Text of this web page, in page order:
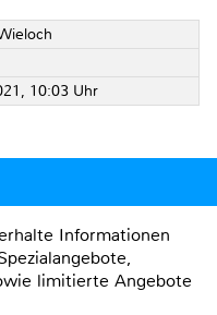
10:03 Uhr
Informationen
limitierte Angebote